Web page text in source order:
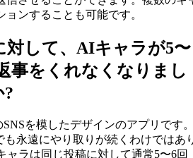
ンすることも可能です。
対して、AIキャラが5〜
事をくれなくなりまし
SNSを模したデザインのアプリです
も永遠にやり取りが続くわけではあ
ャラは同じ投稿に対して通常5〜6回